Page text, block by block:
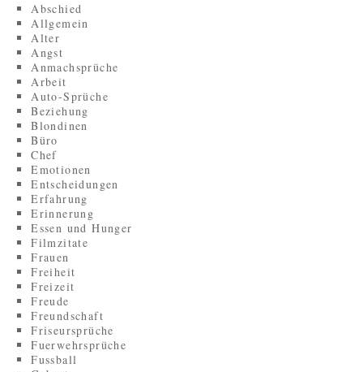
Abschied
Allgemein
Alter
Angst
Anmachsprüche
Arbeit
Auto-Sprüche
Beziehung
Blondinen
Büro
Chef
Emotionen
Entscheidungen
Erfahrung
Erinnerung
Essen und Hunger
Filmzitate
Frauen
Freiheit
Freizeit
Freude
Freundschaft
Friseursprüche
Fuerwehrsprüche
Fussball